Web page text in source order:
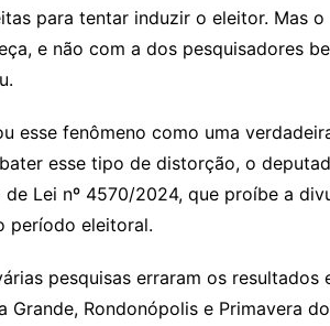
para tentar induzir o eleitor. Mas
e não com a dos pesquisadores
esse fenômeno como uma
esse tipo de distorção, o
Lei nº 4570/2024, que proíbe a
período eleitoral.
pesquisas erraram os
Grande, Rondonópolis e Primavera